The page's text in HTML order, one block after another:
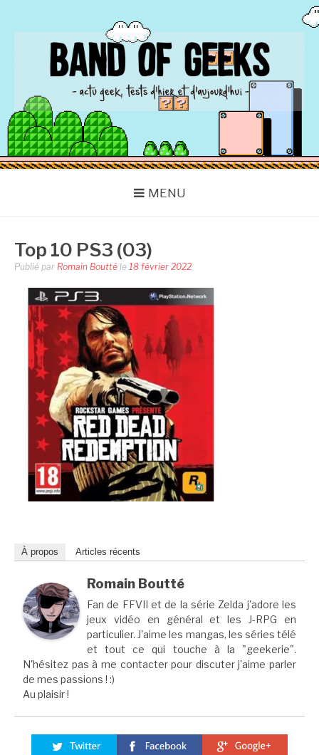
BAND OF GEEKS
Actu Geek d'hier et d'aujourd'hui
MENU
Top 10 PS3 (03)
Publié par Romain Boutté le 18 février 2022
À propos Articles récents
Romain Boutté
Fan de FFVII et de la série Zelda j'adore les
jeux vidéo en général et les J-RPG en
particulier. J'aime les mangas, les séries télé
et tout ce qui touche à la "geekerie".
N'hésitez pas à me contacter pour discuter j'aime parler
de mes passions ! :)
Au plaisir !